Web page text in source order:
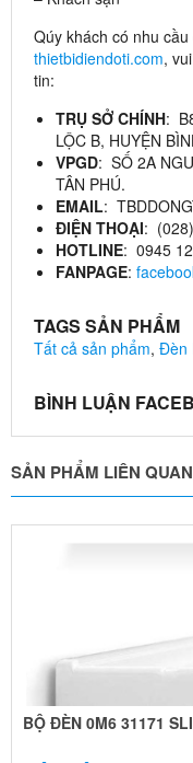
Qúy khách có nhu
thietbidiendoti.com,
tin:
TRỤ SỞ CHÍNH:
LỘC B, HUYỆN
VPGD: SỐ 2A
TÂN PHÚ.
EMAIL:
ĐIỆN THOẠI:
HOTLINE: 0945
FANPAGE:
TAGS SẢN PHẨM
Tất cả sản phẩm, Đèn
BÌNH LUẬN
SẢN PHẨM LIÊN QUAN
BỘ ĐÈN 0M6 31171